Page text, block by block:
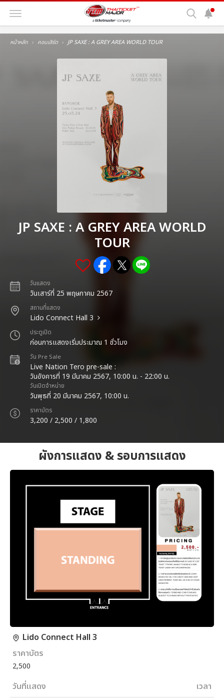
หน้าหลัก คอนเสิร์ต JP SAXE : A GREY AREA WORLD TOUR
JP SAXE : A GREY AREA WORLD
TOUR
วันแสดง
วันเสาร์ที่ 25 พฤษภาคม 2567
สถานที่แสดง
Lido Connect Hall 3
ประตูเปิด
ก่อนการแสดงเริ่มประมาณ 1 ชั่วโมง
วัน Pre Sale
Live Nation Tero pre-sale :
วันอังคารที่ 19 มีนาคม 2567, 10:00 น. - 22:00 น.
วันเปิดจำหน่าย
วันพุธที่ 20 มีนาคม 2567, 10:00 น.
ราคาบัตร
3,200 / 2,500 / 1,800
ผังการแสดง & รอบการแสดง
Lido Connect Hall 3
ราคาบัตร
2,500
วันที่แสดง เวลา